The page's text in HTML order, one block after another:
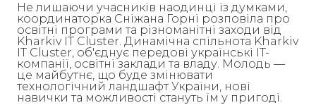
Не лишаючи учасників наодинці із думками,
координаторка Сніжана Горні розповіла про
освітні програми та різноманітні заходи від
Kharkiv IT Cluster. Динамічна спільнота Kharkiv
IT Cluster, об'єднує передові українські IT-
компанії, освітні заклади та владу. Молодь —
це майбутнє, що буде змінювати
технологічний ландшафт України, нові
навички та можливості стануть їм у пригоді.